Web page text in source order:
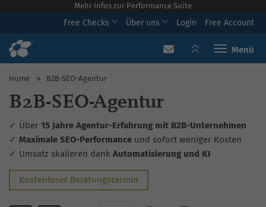
Mehr Infos zur Performance Suite
Free Checks Über uns Login Free Account
Toggle
Home » B2B-SEO-Agentur
B2B-SEO-Agentur
✓ Über 15 Jahre Agentur-Erfahrung mit B2B-Unternehmen
✓ Maximale SEO-Performance und sofort weniger Kosten
✓ Umsatz skalieren dank Automatisierung und KI
Kostenloser Beratungstermin